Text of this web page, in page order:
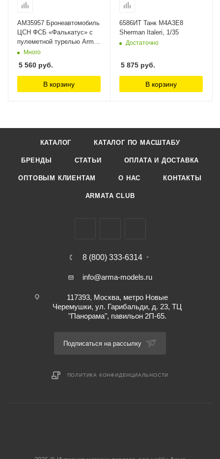
AM35957 Бронеавтомобиль
ЦСН ФСБ «Фалькатус» с
пулеметной турелью Arma
Models 1/35
Много
5 560 руб.
В корзину
6586ИТ Танк M4A3E8
Sherman Italeri, 1/35
Достаточно
5 875 руб.
В корзину
КАТАЛОГ КАТАЛОГ ПО МАСШТАБУ
БРЕНДЫ СТАТЬИ ОПЛАТА И ДОСТАВКА
ОПТОВЫМ КЛИЕНТАМ О НАС КОНТАКТЫ
ARMATA CLUB
8 (800) 333-6314
info@arma-models.ru
117393, Москва, метро Новые
Черемушки, ул. Гарибальди, д. 23, ТЦ
"Панорама", павильон 2П-65.
Подписаться на рассылку
ПОЛИТИКА КОНФИДЕНЦИАЛЬНОСТИ